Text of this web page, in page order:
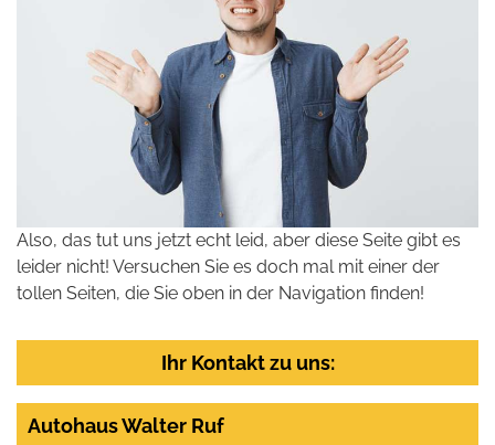
Also, das tut uns jetzt echt leid, aber diese Seite gibt es
leider nicht! Versuchen Sie es doch mal mit einer der
tollen Seiten, die Sie oben in der Navigation finden!
Ihr Kontakt zu uns:
Autohaus Walter Ruf